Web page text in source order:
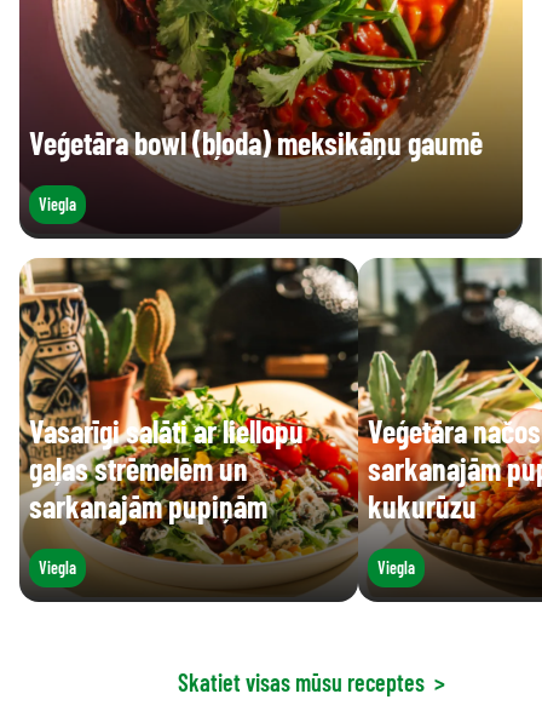
Veģetāra bowl (bļoda) meksikāņu gaumē
Viegla
Vasarīgi salāti ar liellopu
gaļas strēmelēm un
sarkanajām pupiņām
Viegla
Veģetāra
sarkanajām
kukurūzu
Viegla
Skatiet visas mūsu receptes >